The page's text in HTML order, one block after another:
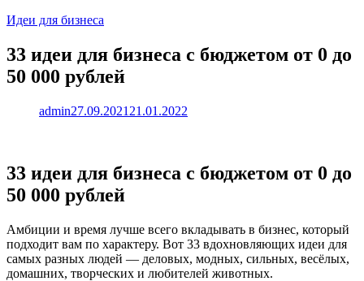
Идеи для бизнеса
33 идеи для бизнеса с бюджетом от 0 до
50 000 рублей
admin27.09.2021 21.01.2022
33 идеи для бизнеса с бюджетом от 0 до
50 000 рублей
Амбиции и время лучше всего вкладывать в бизнес, который
подходит вам по характеру. Вот 33 вдохновляющих идеи для
самых разных людей — деловых, модных, сильных, весёлых,
домашних, творческих и любителей животных.